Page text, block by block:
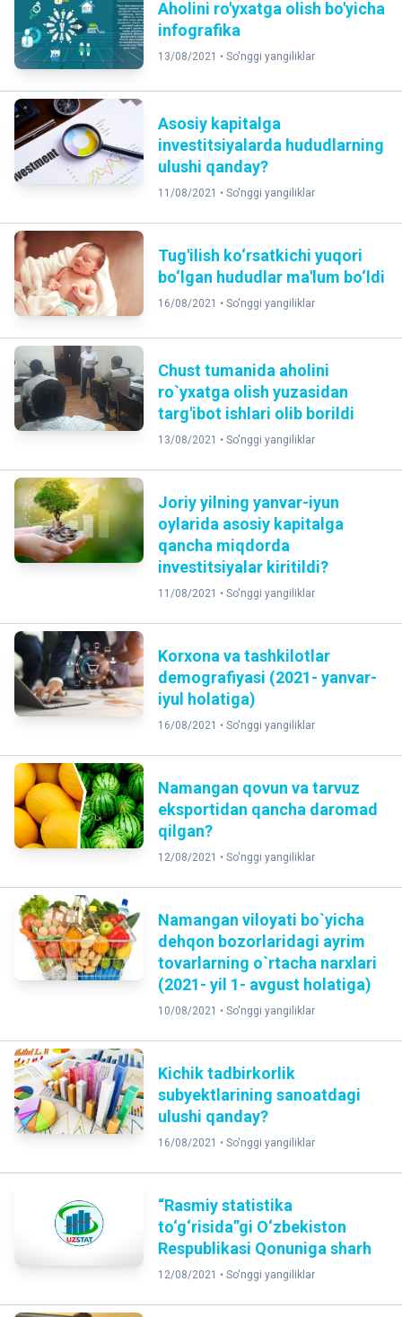
Aholini ro'yxatga olish bo'yicha
infografika
13/08/2021 • So'nggi yangiliklar
Asosiy kapitalga
investitsiyalarda hududlarning
ulushi qanday?
11/08/2021 • So'nggi yangiliklar
Tug'ilish ko‘rsatkichi yuqori
bo‘lgan hududlar ma'lum bo‘ldi
16/08/2021 • So'nggi yangiliklar
Chust tumanida aholini
ro`yxatga olish yuzasidan
targ'ibot ishlari olib borildi
13/08/2021 • So'nggi yangiliklar
Joriy yilning yanvar-iyun
oylarida asosiy kapitalga
qancha miqdorda
investitsiyalar kiritildi?
11/08/2021 • So'nggi yangiliklar
Korxona va tashkilotlar
demografiyasi (2021- yanvar-
iyul holatiga)
16/08/2021 • So'nggi yangiliklar
Namangan qovun va tarvuz
eksportidan qancha daromad
qilgan?
12/08/2021 • So'nggi yangiliklar
Namangan viloyati bo`yicha
dehqon bozorlaridagi ayrim
tovarlarning o`rtacha narxlari
(2021- yil 1- avgust holatiga)
10/08/2021 • So'nggi yangiliklar
Kichik tadbirkorlik
subyektlarining sanoatdagi
ulushi qanday?
16/08/2021 • So'nggi yangiliklar
“Rasmiy statistika
to‘g‘risida”gi O‘zbekiston
Respublikasi Qonuniga sharh
12/08/2021 • So'nggi yangiliklar